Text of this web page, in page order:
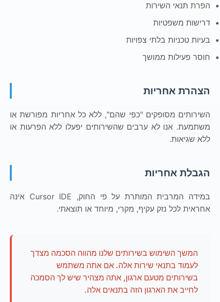
הפרת תנאי השירות
דרישות משפטיות
בעיות טכניות בלתי צפויות
חוסר פעילות ממושך
הצהרת אחריות
השירותים מסופקים "כפי שהם", ללא כל אחריות מפורשת או
משתמעת. אנו לא ערבים שהשירותים יפעלו ללא הפרעות או
ללא שגיאות.
הגבלת אחריות
במידה המרבית המותרת על פי החוק, Cursor IDE אינה
אחראית לכל נזק עקיף, מקרי, מיוחד או תוצאתי.
המשך השימוש בשירותים שלנו מהווה הסכמה מצדך
לעמוד בתנאי שירות אלה. אם אתה משתמש
בשירותים מטעם ארגון, אתה מצהיר שיש לך הסמכה
לחייב את הארגון הזה בתנאים אלה.